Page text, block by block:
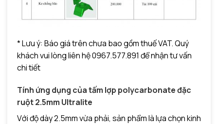
* Lưu ý: Báo giá trên chưa bao gồm thuế VAT. Quý
khách vui lòng liên hệ 0967.577.891 để nhận tư vấn
chi tiết
Tính ứng dụng của tấm lợp polycarbonate đặc
ruột 2.5mm Ultralite
Với độ dày 2.5mm vừa phải, sản phẩm là lựa chọn kinh